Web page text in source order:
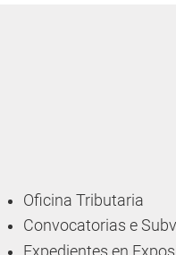
Oficina Tributaria
Convocatorias e
Expedientes en